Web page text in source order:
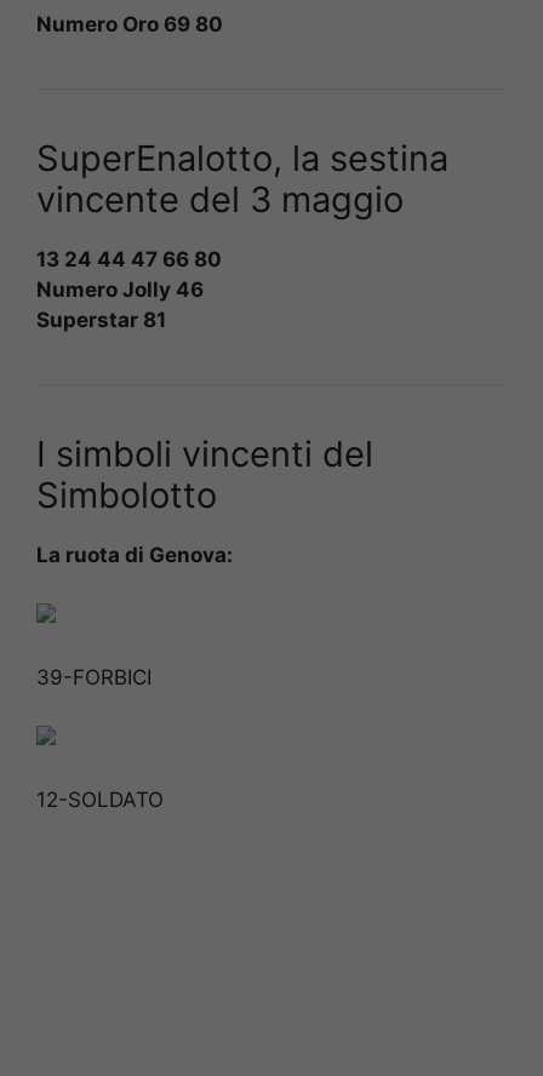
Numero Oro 69 80
SuperEnalotto, la sestina
vincente del 3 maggio
13 24 44 47 66 80
Numero Jolly 46
Superstar 81
I simboli vincenti del
Simbolotto
La ruota di Genova:
39-FORBICI
12-SOLDATO